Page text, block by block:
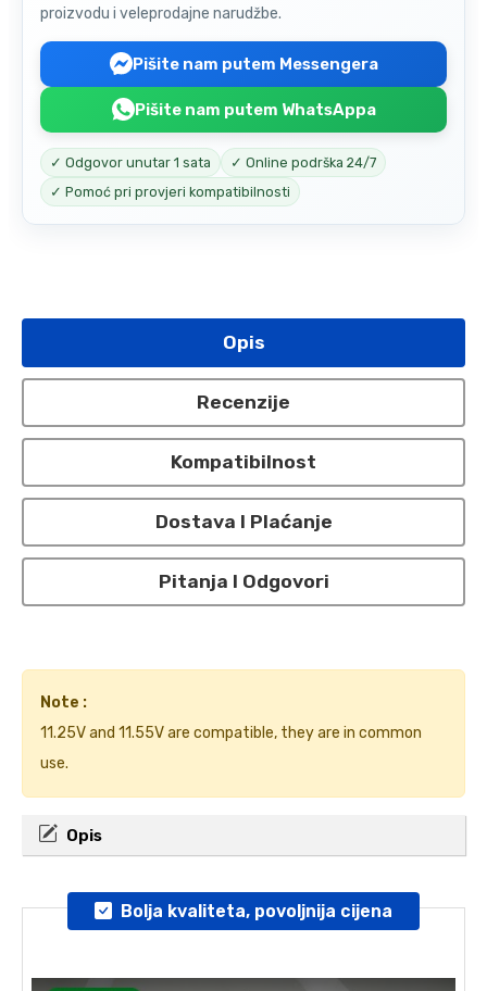
proizvodu i veleprodajne narudžbe.
Pišite nam putem Messengera
Pišite nam putem WhatsAppa
✓ Odgovor unutar 1 sata
✓ Online podrška 24/7
✓ Pomoć pri provjeri kompatibilnosti
Opis
Recenzije
Kompatibilnost
Dostava I Plaćanje
Pitanja I Odgovori
Note :
11.25V and 11.55V are compatible, they are in common
use.
Opis
Bolja kvaliteta, povoljnija cijena